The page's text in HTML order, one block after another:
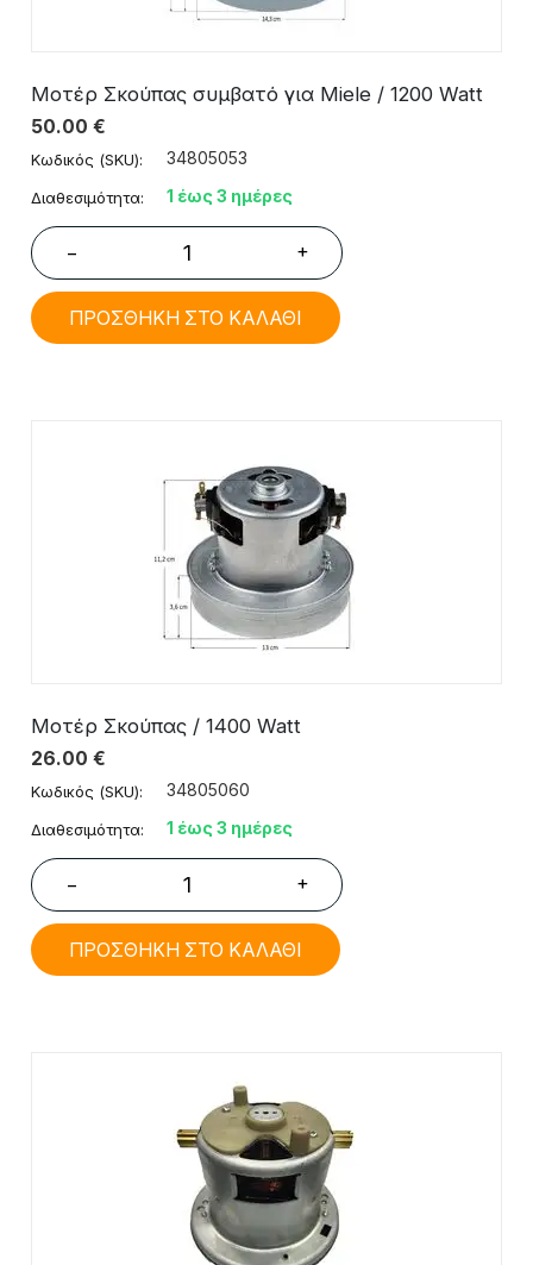
Μοτέρ Σκούπας συμβατό για Miele / 1200 Watt
50.00 €
Κωδικός (SKU): 34805053
Διαθεσιμότητα: 1 έως 3 ημέρες
− +
ΠΡΟΣΘΗΚΗ ΣΤΟ ΚΑΛΑΘΙ
Μοτέρ Σκούπας / 1400 Watt
26.00 €
Κωδικός (SKU): 34805060
Διαθεσιμότητα: 1 έως 3 ημέρες
− +
ΠΡΟΣΘΗΚΗ ΣΤΟ ΚΑΛΑΘΙ